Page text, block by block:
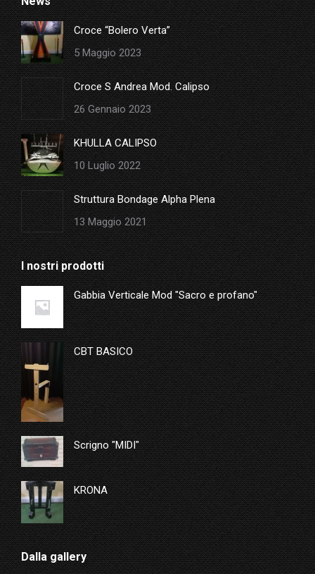
opens
in
new
window
Croce “Bolero Verta”
5 Maggio 2023
Croce S Andrea Mod. Calipso
26 Gennaio 2023
KHULLA CALIPSO
10 Luglio 2022
Struttura Bondage Alpha Plena
13 Maggio 2021
I nostri prodotti
Gabbia Verticale Mod "Sacro e profano"
CBT BASICO
Scrigno "MIDI"
KRONA
Dalla gallery